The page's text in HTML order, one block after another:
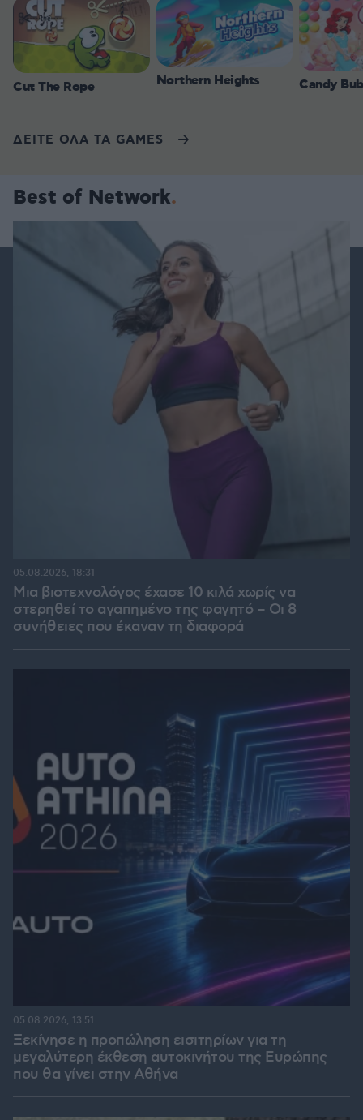
Cut The Rope Northern Heights Candy
ΔΕΙΤΕ ΟΛΑ ΤΑ GAMES
Best of Network
Μια βιοτεχνολόγος έχασε 10 κιλά χωρίς να
στερηθεί το αγαπημένο της φαγητό – Οι 8
συνήθειες που έκαναν τη διαφορά
05.08.2026, 18:31
Ξεκίνησε η προπώληση εισιτηρίων για τη
μεγαλύτερη έκθεση αυτοκινήτου της Ευρώπης
που θα γίνει στην Αθήνα
05.08.2026, 13:51